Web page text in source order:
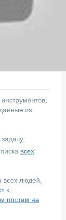
из
всех
всех людей,
к
постам на